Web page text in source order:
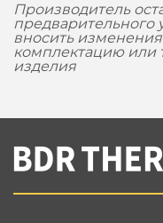
Производитель
предварительного
вносить
комплектацию или
изделия